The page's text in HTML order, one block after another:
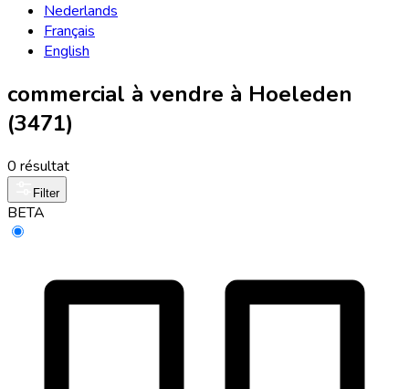
Nederlands
Français
English
commercial à vendre à Hoeleden
(3471)
0 résultat
Filter
BETA